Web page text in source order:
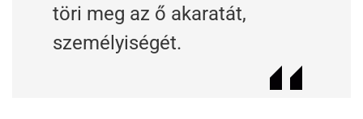
töri meg az ő akaratát,
személyiségét.